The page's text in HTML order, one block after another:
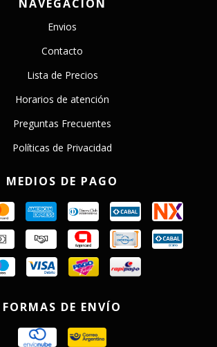
NAVEGACIÓN
Envios
Contacto
Lista de Precios
Horarios de atención
Preguntas Frecuentes
Políticas de Privacidad
MEDIOS DE PAGO
FORMAS DE ENVÍO